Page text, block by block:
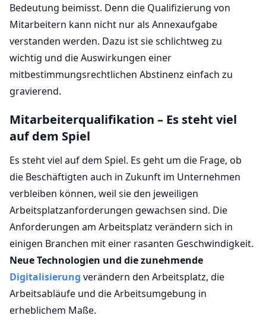
Bedeutung beimisst. Denn die Qualifizierung von
Mitarbeitern kann nicht nur als Annexaufgabe
verstanden werden. Dazu ist sie schlichtweg zu
wichtig und die Auswirkungen einer
mitbestimmungsrechtlichen Abstinenz einfach zu
gravierend.
Mitarbeiterqualifikation – Es steht viel
auf dem Spiel
Es steht viel auf dem Spiel. Es geht um die Frage, ob
die Beschäftigten auch in Zukunft im Unternehmen
verbleiben können, weil sie den jeweiligen
Arbeitsplatzanforderungen gewachsen sind. Die
Anforderungen am Arbeitsplatz verändern sich in
einigen Branchen mit einer rasanten Geschwindigkeit.
Neue Technologien und die zunehmende
Digitalisierung verändern den Arbeitsplatz, die
Arbeitsabläufe und die Arbeitsumgebung in
erheblichem Maße.